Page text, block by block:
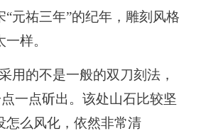
元祐三年”的纪年，雕刻风格
样。
的不是一般的双刀刻法，
点一点斫出。该处山石比较坚
怎么风化，依然非常清